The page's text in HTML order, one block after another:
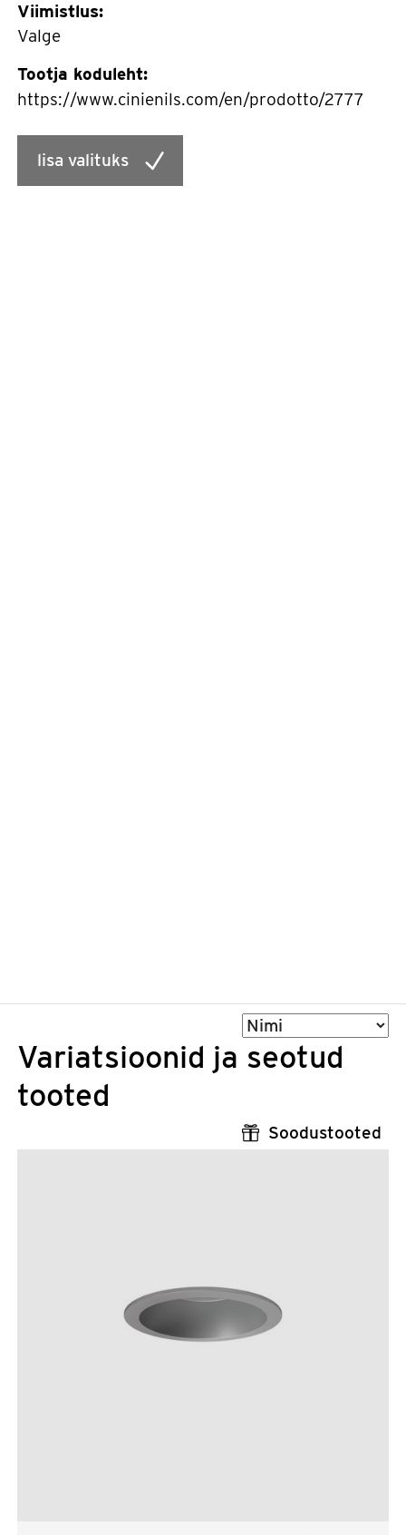
Viimistlus:
Valge
Tootja koduleht:
https://www.cinienils.com/en/prodotto/2777
lisa valituks
Sorteeri
Variatsioonid ja seotud
tooted
Soodustooted